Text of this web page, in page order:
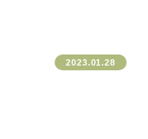
2023.01.28